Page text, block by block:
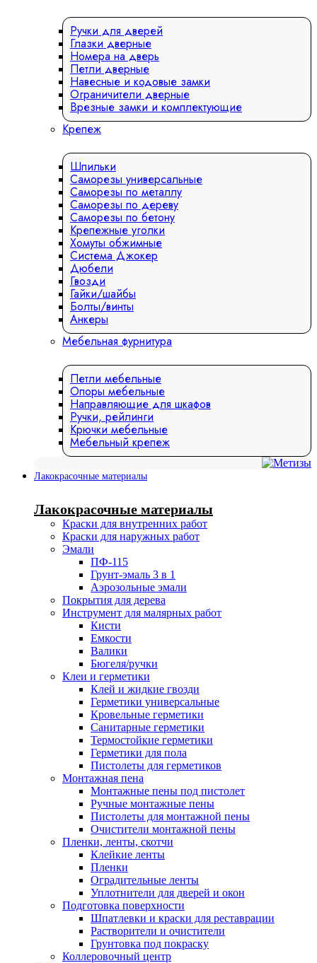
Ручки для дверей
Глазки дверные
Номера на дверь
Петли дверные
Навесные и кодовые замки
Ограничители дверные
Врезные замки и комплектующие
Крепеж
Шпильки
Саморезы универсальные
Саморезы по металлу
Саморезы по дереву
Саморезы по бетону
Крепежные уголки
Хомуты обжимные
Система Джокер
Дюбели
Гвозди
Гайки/шайбы
Болты/винты
Анкеры
Мебельная фурнитура
Петли мебельные
Опоры мебельные
Направляющие для шкафов
Ручки, рейлинги
Крючки мебельные
Мебельный крепеж
Лакокрасочные материалы
Лакокрасочные материалы
Краски для внутренних работ
Краски для наружных работ
Эмали
ПФ-115
Грунт-эмаль 3 в 1
Аэрозольные эмали
Покрытия для дерева
Инструмент для малярных работ
Кисти
Емкости
Валики
Бюгеля/ручки
Клеи и герметики
Клей и жидкие гвозди
Герметики универсальные
Кровельные герметики
Санитарные герметики
Термостойкие герметики
Герметики для пола
Пистолеты для герметиков
Монтажная пена
Монтажные пены под пистолет
Ручные монтажные пены
Пистолеты для монтажной пены
Очистители монтажной пены
Пленки, ленты, скотчи
Клейкие ленты
Пленки
Оградительные ленты
Уплотнители для дверей и окон
Подготовка поверхности
Шпатлевки и краски для реставрации
Растворители и очистители
Грунтовка под покраску
Коллеровочный центр